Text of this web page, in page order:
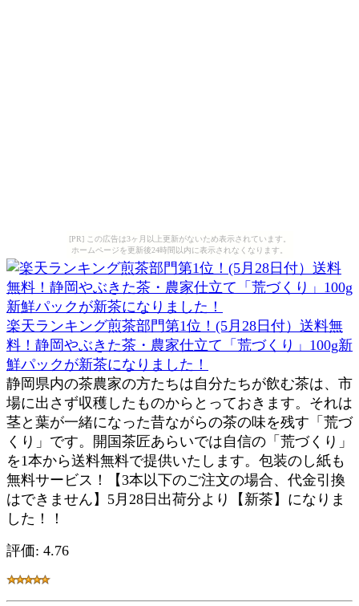
[PR] この広告は3ヶ月以上更新がないため表示されています。
ホームページを更新後24時間以内に表示されなくなります。
楽天ランキング煎茶部門第1位！(5月28日付）送料無
料！静岡やぶきた茶・農家仕立て「荒づくり」100g新
鮮パックが新茶になりました！
静岡県内の茶農家の方たちは自分たちが飲む茶は、市
場に出さず収穫したものからとっておきます。それは
茎と葉が一緒になった昔ながらの茶の味を残す「荒づ
くり」です。開国茶匠あらいでは自信の「荒づくり」
を1本から送料無料で提供いたします。包装のし紙も
無料サービス！【3本以下のご注文の場合、代金引換
はできません】5月28日出荷分より【新茶】になりま
した！！
評価: 4.76